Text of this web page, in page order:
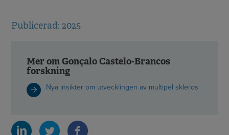
Publicerad: 2025
Mer om Gonçalo Castelo-Brancos
forskning
Nya insikter om utvecklingen av multipel skleros